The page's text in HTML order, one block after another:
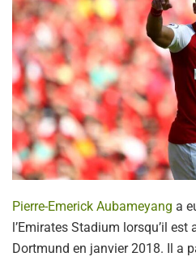
Pierre-Emerick Aubameyang a
l’Emirates Stadium lorsqu’il est
Dortmund en janvier 2018. Il a